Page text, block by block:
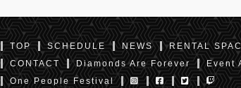
TOP SCHEDULE NEWS RENTAL
CONTACT
Diamonds Are Forever Event
One People Festival